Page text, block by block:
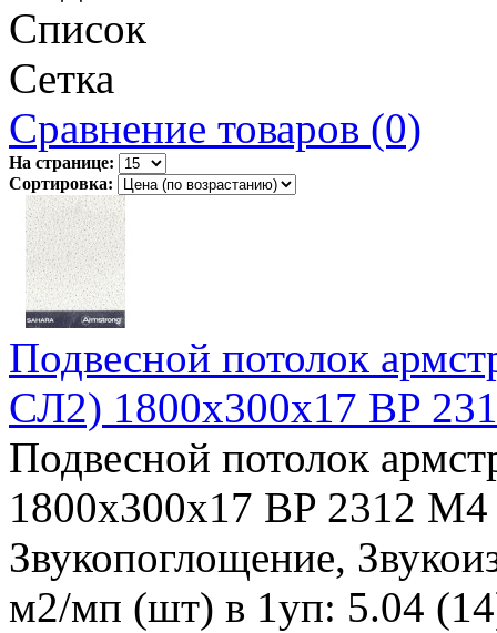
Список
Сетка
Сравнение товаров (0)
На странице:
Сортировка:
Подвесной потолок
СЛ2) 1800x300x17 BP
Подвесной потолок
1800x300x17 BP 2312 M4
Звукопоглощение,
м2/мп (шт) в 1уп: 5.04